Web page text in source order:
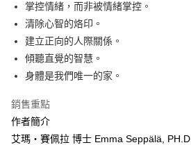
掌控情緒，而非被情緒掌控。
清除心智的烙印。
建立正向的人際關係。
傾聽直覺的智慧。
身體是我們唯一的家。
銷售重點
作者簡介
艾瑪‧賽佩拉 博士 Emma Seppälä, PH.D.